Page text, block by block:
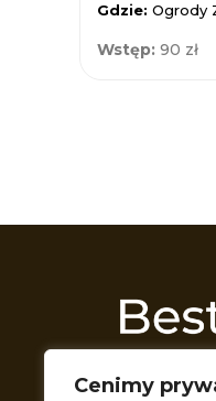
Cenimy
Gdzie: Ogrody
Wstęp: 90 zł